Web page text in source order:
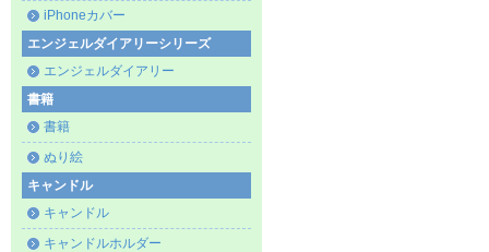
iPhoneカバー
エンジェルダイアリーシリーズ
エンジェルダイアリー
書籍
書籍
ぬり絵
キャンドル
キャンドル
キャンドルホルダー